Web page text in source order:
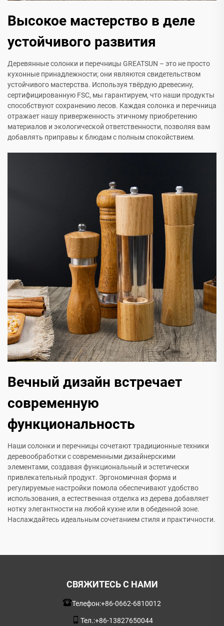
Высокое мастерство в деле
устойчивого развития
Деревянные солонки и перечницы GREATSUN – это не просто
кухонные принадлежности; они являются свидетельством
устойчивого мастерства. Используя твёрдую древесину,
сертифицированную FSC, мы гарантируем, что наши продукты
способствуют сохранению лесов. Каждая солонка и перечница
отражает нашу приверженность этичному приобретению
материалов и экологической ответственности, позволяя вам
добавлять приправы к блюдам с полным спокойствием.
Вечный дизайн встречает
современную
функциональность
Наши солонки и перечницы сочетают традиционные техники
деревообработки с современными дизайнерскими
элементами, создавая функциональный и эстетически
привлекательный продукт. Эргономичная форма и
регулируемые настройки помола обеспечивают удобство
использования, а естественная отделка из дерева добавляет
нотку элегантности на любой кухне или в обеденной зоне.
Наслаждайтесь идеальным сочетанием стиля и практичности.
СВЯЖИТЕСЬ С НАМИ
Телефон:+86-0662-6810012
Тел.:+86-13827650044